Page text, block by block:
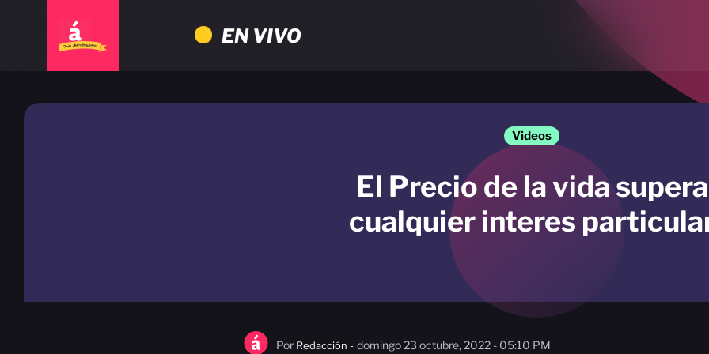
EN VIVO
Videos
El Precio de la vida supera
cualquier interes
Por Redacción - domingo 23 octubre, 2022 - 05:10 PM